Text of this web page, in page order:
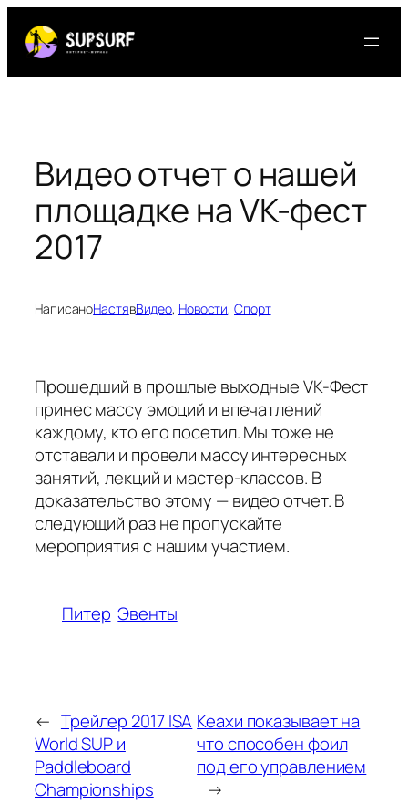
содержимому
Видео отчет о нашей
площадке на VK-фест
2017
НаписаноНастявВидео, Новости, Спорт
Прошедший в прошлые выходные VK-Фест
принес массу эмоций и впечатлений
каждому, кто его посетил. Мы тоже не
отставали и провели массу интересных
занятий, лекций и мастер-классов. В
доказательство этому — видео отчет. В
следующий раз не пропускайте
мероприятия с нашим участием.
Питер Эвенты
← Трейлер 2017 ISA
World SUP и
Paddleboard
Championships
Кеахи показывает на
что способен фоил
под его управлением
→